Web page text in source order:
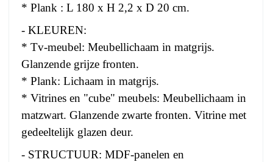
* Plank : L 180 x H 2,2 x D 20 cm.
- KLEUREN:
* Tv-meubel: Meubellichaam in matgrijs.
Glanzende grijze fronten.
* Plank: Lichaam in matgrijs.
* Vitrines en "cube" meubels: Meubellichaam in
matzwart. Glanzende zwarte fronten. Vitrine met
gedeeltelijk glazen deur.
- STRUCTUUR: MDF-panelen en